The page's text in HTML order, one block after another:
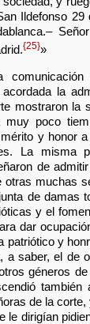
Ildefonso 29
{25}»
la
mostraron la
poco
y honor
La misma
de
otras muchas
de damas
y el
dar
patriótico y
a saber, el de
géneros
de la
le dirigían